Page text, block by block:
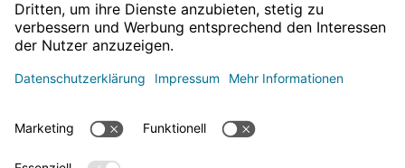
Informationen & Downloads
Geoinformation